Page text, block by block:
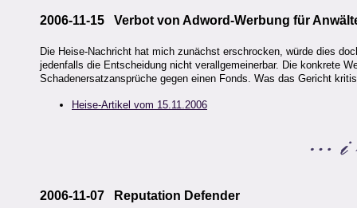
2006-11-15 Verbot von Adword-Werbung für
Die Heise-Nachricht hat mich zunächst erschrocken, würde dies
jedenfalls die Entscheidung nicht verallgemeinerbar. Die konkrete
Schadenersatzansprüche gegen einen Fonds. Was das Gericht
Heise-Artikel vom 15.11.2006
2006-11-07 Reputation Defender